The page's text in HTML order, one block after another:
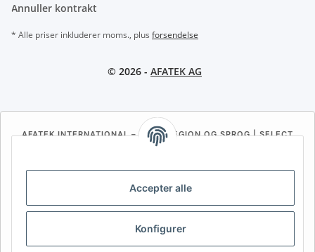
Accepter alle
Konfigurer
Annuller kontrakt
* Alle priser inkluderer moms., plus forsendelse
© 2026 - AFATEK AG
AFATEK INTERNATIONAL – VÆLG REGION OG SPROG | SELECT
REGION & LANGUAGE | CHOISIR LA RÉGION ET LA LANGUE
DE AT CH (DE) CH (FR)
ES
UK NZ USA MX PT